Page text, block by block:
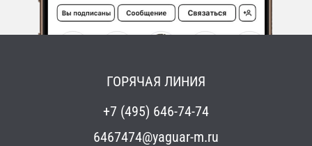
ГОРЯЧАЯ ЛИНИЯ
+7 (495) 646-74-74
6467474@yaguar-m.ru